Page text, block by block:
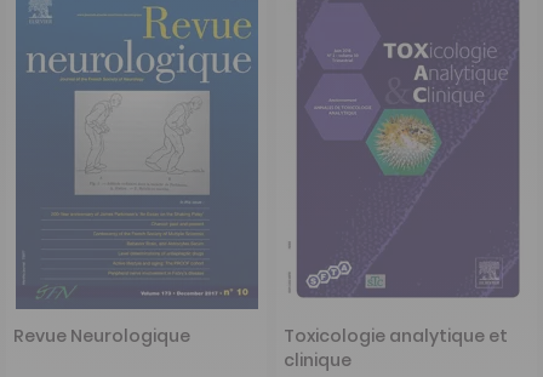
Revue Neurologique
Toxicologie analytique et
clinique